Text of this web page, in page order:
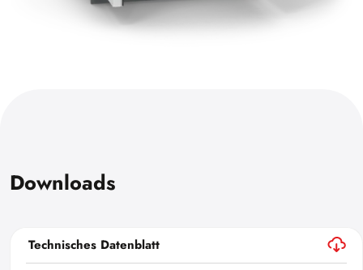
Downloads
Technisches Datenblatt